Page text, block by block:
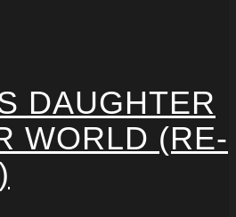
DAUGHTER
WORLD (RE-